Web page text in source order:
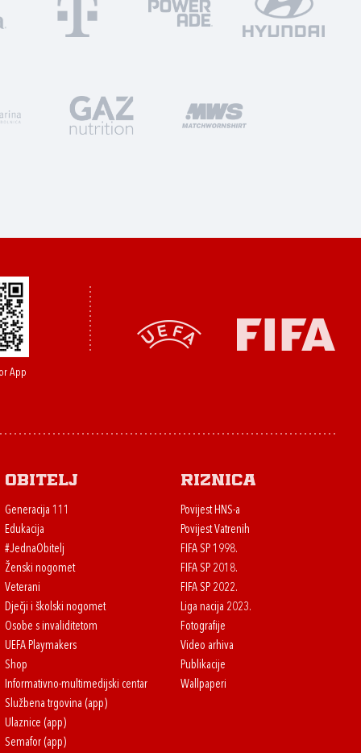
App
Obitelj
Generacija 111
Edukacija
#JednaObitelj
Ženski nogomet
Veterani
Dječji i školski nogomet
Osobe s invaliditetom
UEFA Playmakers
Shop
Informativno-multimedijski centar
Službena trgovina (app)
Ulaznice (app)
Semafor (app)
Riznica
Povijest HNS-a
Povijest Vatrenih
FIFA SP 1998.
FIFA SP 2018.
FIFA SP 2022.
Liga nacija 2023.
Fotografije
Video arhiva
Publikacije
Wallpaperi